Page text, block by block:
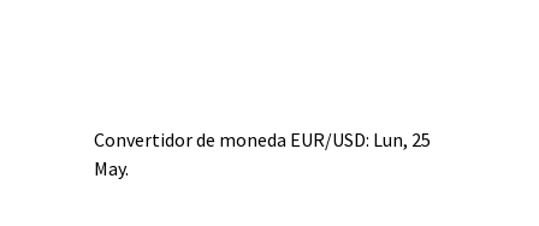
Convertidor de moneda EUR/USD: Lun, 25
May.